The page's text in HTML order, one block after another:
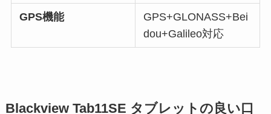
GPS機能
GPS+GLONASS+Bei
dou+Galileo対応
Blackview Tab11SE タブレットの良い口